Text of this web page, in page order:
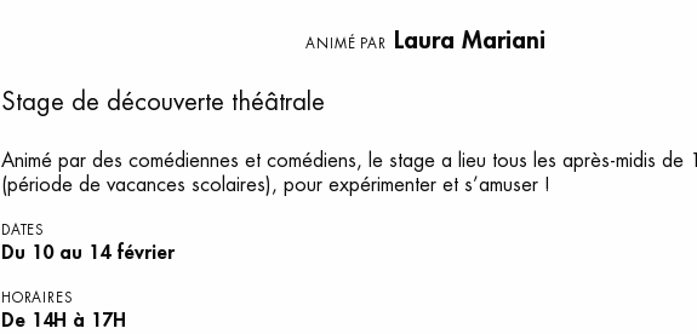
ANIMÉ PAR Laura Mariani
Stage de découverte théâtrale
Animé par des comédiennes et comédiens, le stage a lieu tous les après-midis de
(période de vacances scolaires), pour expérimenter et s’amuser !
DATES
Du 10 au 14 février
HORAIRES
De 14H à 17H